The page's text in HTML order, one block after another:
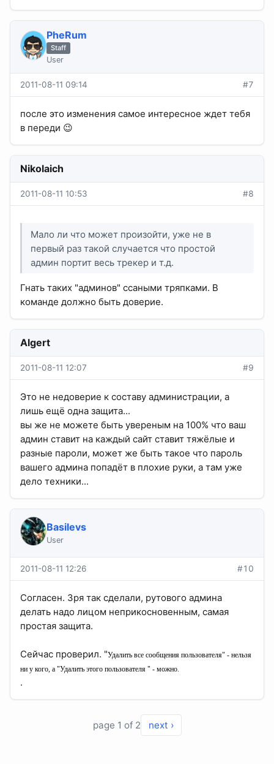
PheRum
Staff
User
2011-08-11 09:14 #7
после это изменения самое интересное ждет тебя
в переди 😉
Nikolaich
2011-08-11 10:53 #8
Мало ли что может произойти, уже не в
первый раз такой случается что простой
админ портит весь трекер и т.д.
Гнать таких "админов" ссаными тряпками. В
команде должно быть доверие.
Algert
2011-08-11 12:07 #9
Это не недоверие к составу администрации, а
лишь ещё одна защита...
вы же не можете быть увереным на 100% что ваш
админ ставит на каждый сайт ставит тяжёлые и
разные пароли, может же быть такое что пароль
вашего админа попадёт в плохие руки, а там уже
дело техники...
Basilevs
User
2011-08-11 12:26 #10
Согласен. Зря так сделали, рутового админа
делать надо лицом неприкосновенным, самая
простая защита.
Сейчас проверил. "Удалить все сообщения пользователя" - нельзя
ни у кого, а "Удалить этого пользователя " - можно.
.
page 1 of 2 next ›